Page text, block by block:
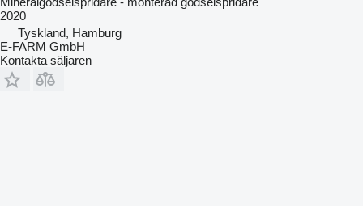
2020
Tyskland, Hamburg
E-FARM GmbH
Kontakta säljaren